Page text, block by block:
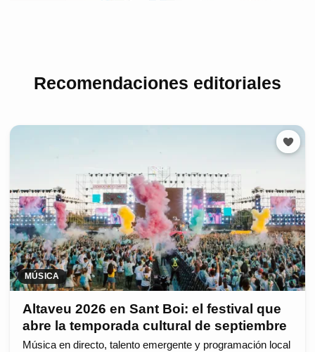
Recomendaciones editoriales
MÚSICA
Altaveu 2026 en Sant Boi: el festival que
abre la temporada cultural de septiembre
Música en directo, talento emergente y programación local